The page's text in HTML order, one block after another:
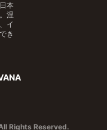
本
涅
イ
き
Rights Reserved.